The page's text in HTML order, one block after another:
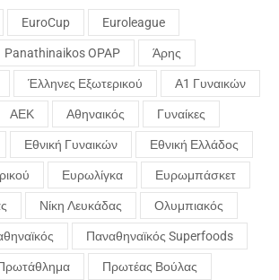
EuroCup Euroleague
Panathinaikos OPAP Άρης
Έλληνες Εξωτερικού Α1 Γυναικών
ΑΕΚ Αθηναικός Γυναίκες
Εθνική Γυναικών Εθνική Ελλάδος
Ευρωλίγκα Ευρωμπάσκετ
Νίκη Λευκάδας Ολυμπιακός
Παναθηναϊκός Superfoods
Πρωτέας Βούλας